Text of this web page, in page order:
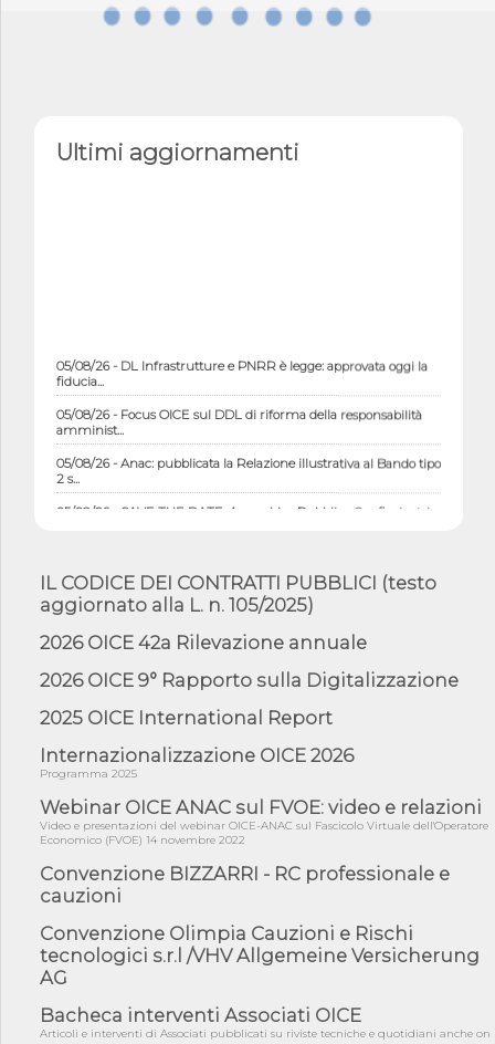
Ultimi aggiornamenti
05/08/26 - DL Infrastrutture e PNRR è legge: approvata oggi la
fiducia...
05/08/26 - Focus OICE sul DDL di riforma della responsabilità
amminist...
05/08/26 - Anac: pubblicata la Relazione illustrativa al Bando tipo
2 s...
05/08/26 - SAVE THE DATE: Assemblea Pubblica Confindustria
di Reg...
05/08/26 - Lettera OICE per il bando della Giunta Regionale della
Campa...
04/08/26 - DL PA: previste cancellazioni da elenchi professionisti
per ...
COP31, An...
04/08/26 - CdS, project financing: progetto di fattibilità da
impugnar...
04/08/26 - Rapporto Anac corruzione 2020-2026: procedimenti
penali per ...
04/08/26 - CdS: partecipazione alla gara non equivale ad
acquiescenza r...
04/08/26 - DL Infrastrutture approvato alla Camera, passa ora al
03/08/26 - TAR Piemonte: RUP può avvalersi di consulente
esterno per v...
aggiudicazioni e...
IL CODICE DEI CONTRATTI PUBBLICI (testo
aggiornato alla L. n. 105/2025)
2026 OICE 42a Rilevazione annuale
2026 OICE 9° Rapporto sulla Digitalizzazione
2025 OICE International Report
Internazionalizzazione OICE 2026
Programma 2025
Webinar OICE ANAC sul FVOE: video e relazioni
Video e presentazioni del webinar OICE-ANAC sul Fascicolo Virtuale dell'Operatore
Economico (FVOE) 14 novembre 2022
Convenzione BIZZARRI - RC professionale e
cauzioni
Convenzione Olimpia Cauzioni e Rischi
tecnologici s.r.l /VHV Allgemeine Versicherung
AG
Bacheca interventi Associati OICE
Articoli e interventi di Associati pubblicati su riviste tecniche e quotidiani anche on